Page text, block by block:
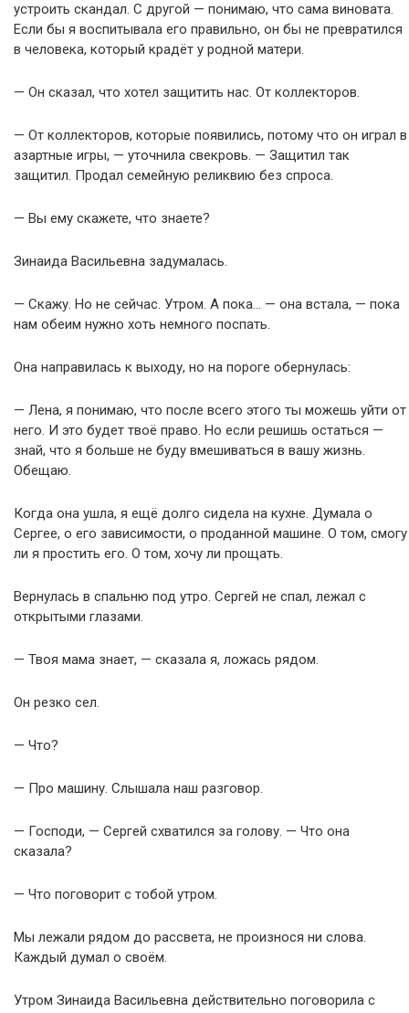
устроить скандал. С другой — понимаю, что сама виновата.
Если бы я воспитывала его правильно, он бы не превратился
в человека, который крадёт у родной матери.
— Он сказал, что хотел защитить нас. От коллекторов.
— От коллекторов, которые появились, потому что он играл в
азартные игры, — уточнила свекровь. — Защитил так
защитил. Продал семейную реликвию без спроса.
— Вы ему скажете, что знаете?
Зинаида Васильевна задумалась.
— Скажу. Но не сейчас. Утром. А пока… — она встала, — пока
нам обеим нужно хоть немного поспать.
Она направилась к выходу, но на пороге обернулась:
— Лена, я понимаю, что после всего этого ты можешь уйти от
него. И это будет твоё право. Но если решишь остаться —
знай, что я больше не буду вмешиваться в вашу жизнь.
Обещаю.
Когда она ушла, я ещё долго сидела на кухне. Думала о
Сергее, о его зависимости, о проданной машине. О том, смогу
ли я простить его. О том, хочу ли прощать.
Вернулась в спальню под утро. Сергей не спал, лежал с
открытыми глазами.
— Твоя мама знает, — сказала я, ложась рядом.
Он резко сел.
— Что?
— Про машину. Слышала наш разговор.
— Господи, — Сергей схватился за голову. — Что она
сказала?
— Что поговорит с тобой утром.
Мы лежали рядом до рассвета, не произнося ни слова.
Каждый думал о своём.
Утром Зинаида Васильевна действительно поговорила с